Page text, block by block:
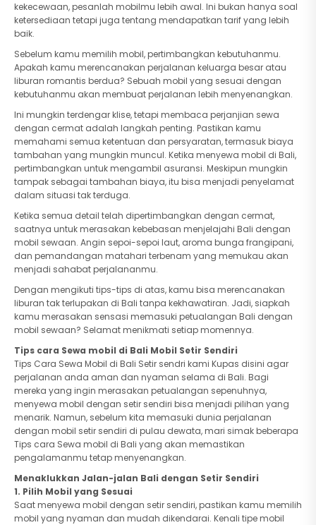
kekecewaan, pesanlah mobilmu lebih awal. Ini bukan hanya soal
ketersediaan tetapi juga tentang mendapatkan tarif yang lebih
baik.
Sebelum kamu memilih mobil, pertimbangkan kebutuhanmu.
Apakah kamu merencanakan perjalanan keluarga besar atau
liburan romantis berdua? Sebuah mobil yang sesuai dengan
kebutuhanmu akan membuat perjalanan lebih menyenangkan.
Ini mungkin terdengar klise, tetapi membaca perjanjian sewa
dengan cermat adalah langkah penting. Pastikan kamu
memahami semua ketentuan dan persyaratan, termasuk biaya
tambahan yang mungkin muncul. Ketika menyewa mobil di Bali,
pertimbangkan untuk mengambil asuransi. Meskipun mungkin
tampak sebagai tambahan biaya, itu bisa menjadi penyelamat
dalam situasi tak terduga.
Ketika semua detail telah dipertimbangkan dengan cermat,
saatnya untuk merasakan kebebasan menjelajahi Bali dengan
mobil sewaan. Angin sepoi-sepoi laut, aroma bunga frangipani,
dan pemandangan matahari terbenam yang memukau akan
menjadi sahabat perjalananmu.
Dengan mengikuti tips-tips di atas, kamu bisa merencanakan
liburan tak terlupakan di Bali tanpa kekhawatiran. Jadi, siapkah
kamu merasakan sensasi memasuki petualangan Bali dengan
mobil sewaan? Selamat menikmati setiap momennya.
Tips cara Sewa mobil di Bali Mobil Setir Sendiri
Tips Cara Sewa Mobil di Bali Setir sendri kami Kupas disini agar
perjalanan anda aman dan nyaman selama di Bali. Bagi
mereka yang ingin merasakan petualangan sepenuhnya,
menyewa mobil dengan setir sendiri bisa menjadi pilihan yang
menarik. Namun, sebelum kita memasuki dunia perjalanan
dengan mobil setir sendiri di pulau dewata, mari simak beberapa
Tips cara Sewa mobil di Bali yang akan memastikan
pengalamanmu tetap menyenangkan.
Menaklukkan Jalan-jalan Bali dengan Setir Sendiri
1. Pilih Mobil yang Sesuai
Saat menyewa mobil dengan setir sendiri, pastikan kamu memilih
mobil yang nyaman dan mudah dikendarai. Kenali tipe mobil